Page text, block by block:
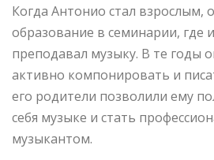
Когда Антонио стал взрослым,
образование в семинарии, где
преподавал музыку. В те годы
активно компонировать и
его родители позволили ему
себя музыке и стать
музыкантом.